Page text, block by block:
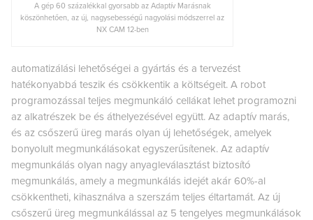
A gép 60 százalékkal gyorsabb az Adaptív Marásnak
köszönhetően, az új, nagysebességű nagyolási módszerrel az
NX CAM 12-ben
automatizálási lehetőségei a gyártás és a tervezést
hatékonyabbá teszik és csökkentik a költségeit. A robot
programozással teljes megmunkáló cellákat lehet programozni
az alkatrészek be és áthelyezésével együtt. Az adaptív marás,
és az csőszerű üreg marás olyan új lehetőségek, amelyek
bonyolult megmunkálásokat egyszerűsítenek. Az adaptív
megmunkálás olyan nagy anyagleválasztást biztosító
megmunkálás, amely a megmunkálás idejét akár 60%-al
csökkentheti, kihasználva a szerszám teljes éltartamát. Az új
csőszerű üreg megmunkálással az 5 tengelyes megmunkálások